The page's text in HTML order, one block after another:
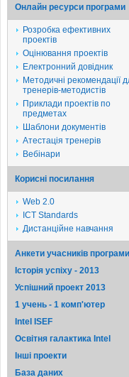
Онлайн ресурси програми
Розробка ефективних
проектів
Оцінювання проектів
Електронний довідник
Методичні рекомендації
тренерів-методистів
Приклади проектів по
предметах
Шаблони документів
Атестація тренерів
Вебінари
Корисні посилання
Web 2.0
ICT Standards
Дистанційне навчання
Анкети учасників програми
Історія успіху - 2013
Успішний проект 2013
1 учень - 1 комп'ютер
Intel ISEF
Освітня галактика Intel
Iншi проекти
База даних